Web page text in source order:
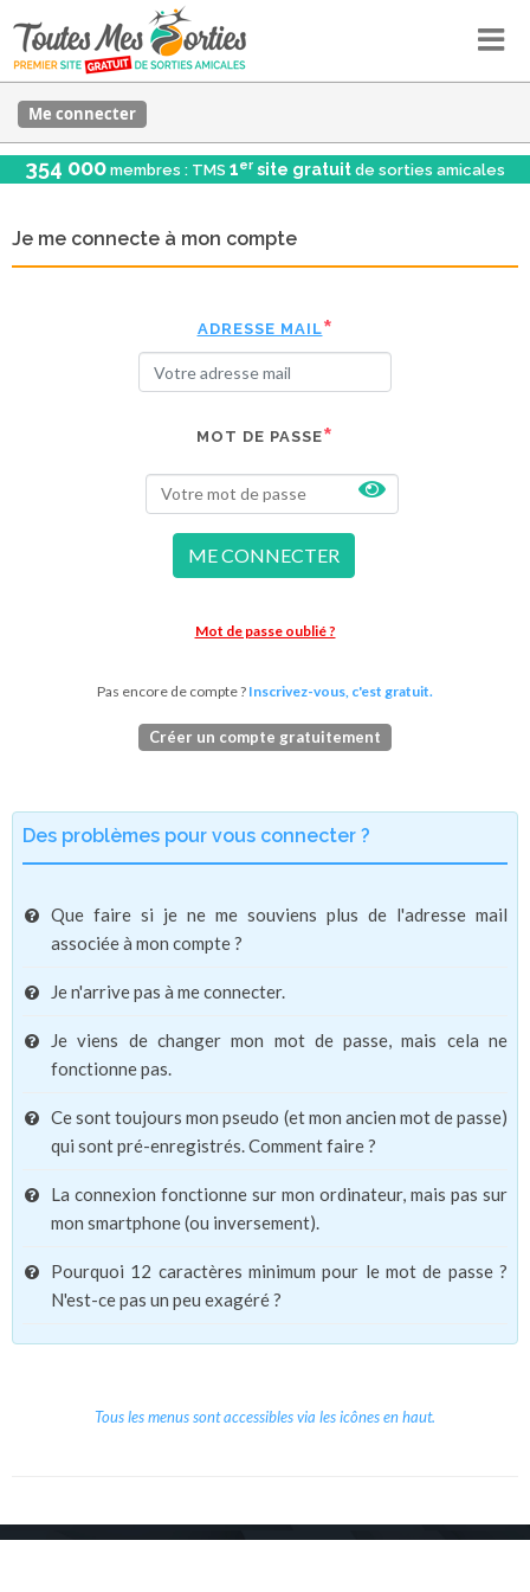
Me connecter
354 000 membres : TMS 1er site gratuit de sorties amicales
Je me connecte à mon compte
ADRESSE MAIL
MOT DE PASSE
ME CONNECTER
Mot de passe oublié ?
Pas encore de compte ? Inscrivez-vous, c'est gratuit.
Créer un compte gratuitement
Des problèmes pour vous connecter ?
Que faire si je ne me souviens plus de l'adresse mail
associée à mon compte ?
Je n'arrive pas à me connecter.
Je viens de changer mon mot de passe, mais cela ne
fonctionne pas.
Ce sont toujours mon pseudo (et mon ancien mot de passe)
qui sont pré-enregistrés. Comment faire ?
La connexion fonctionne sur mon ordinateur, mais pas sur
mon smartphone (ou inversement).
Pourquoi 12 caractères minimum pour le mot de passe ?
N'est-ce pas un peu exagéré ?
Tous les menus sont accessibles via les icônes en haut.